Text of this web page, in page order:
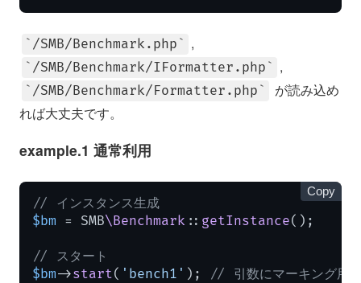
/SMB/Benchmark.php ,
/SMB/Benchmark/IFormatter.php ,
/SMB/Benchmark/Formatter.php
が読み込め
れば大丈夫です。
example.1 通常利用
// インスタンス生成
$bm = SMB\Benchmark :: getInstance();
// スタート
$bm->start( 'bench1' ); // 引数にマーキング用
Copy